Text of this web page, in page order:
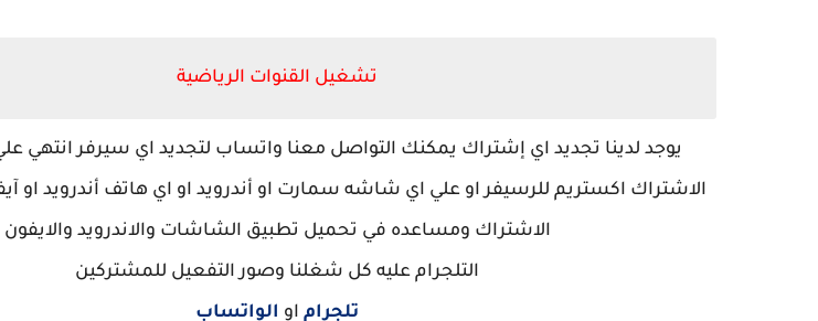
تشغيل القنوات الرياضية
يوجد لدينا تجديد اي إشتراك يمكنك التواصل معنا واتساب لتجديد اي سيرفر انتهي
الاشتراك اكستريم للرسيفر او علي اي شاشه سمارت او أندرويد او اي هاتف أندرويد او
الاشتراك ومساعده في تحميل تطبيق الشاشات والاندرويد والايفون
التلجرام عليه كل شغلنا وصور التفعيل للمشتركين
تلجرام او الواتساب